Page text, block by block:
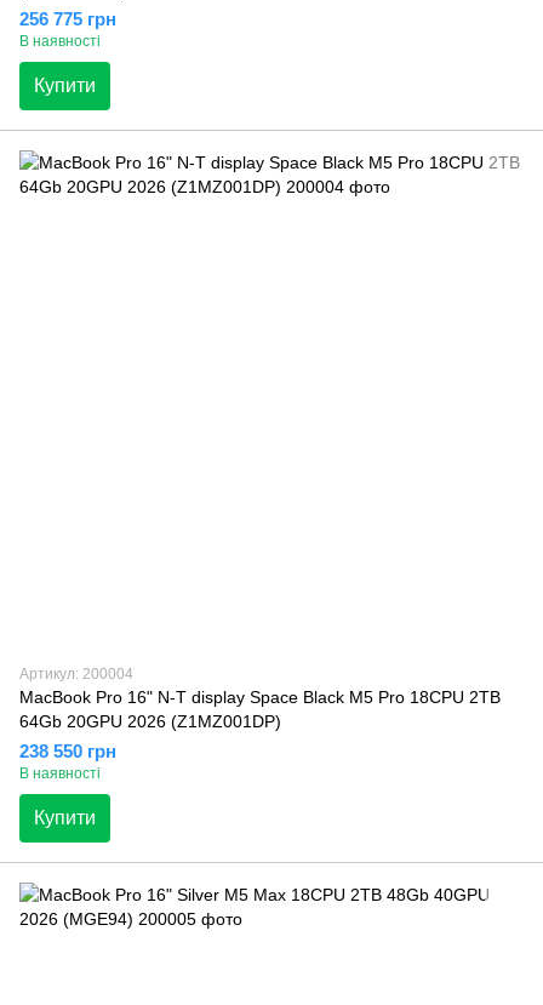
256 775 грн
В наявності
Купити
Артикул: 200004
MacBook Pro 16" N-T display Space Black M5 Pro 18CPU 2TB
64Gb 20GPU 2026 (Z1MZ001DP)
238 550 грн
В наявності
Купити